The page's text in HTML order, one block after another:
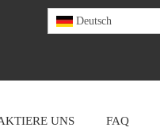
Deutsch
UNS FAQ